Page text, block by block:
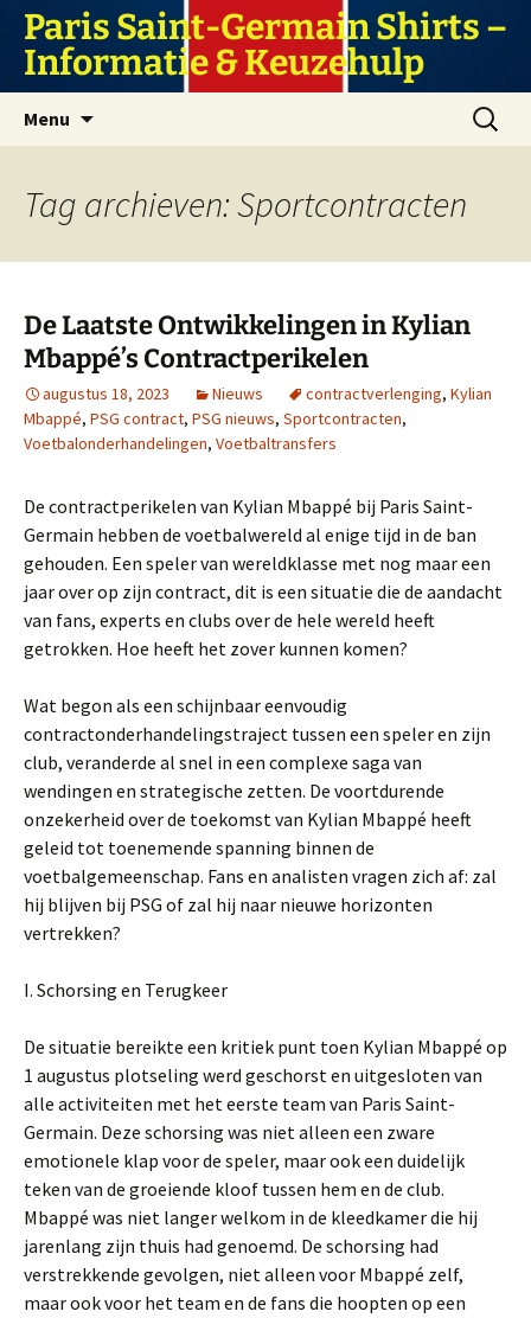
naar
inhoud
Paris Saint-Germain Shirts –
Informatie & Keuzehulp
Menu
Zoeken
naar:
Tag archieven: Sportcontracten
De Laatste Ontwikkelingen in Kylian
Mbappé’s Contractperikelen
augustus 18, 2023 Nieuws contractverlenging, Kylian
Mbappé, PSG contract, PSG nieuws, Sportcontracten,
Voetbalonderhandelingen, Voetbaltransfers
De contractperikelen van Kylian Mbappé bij Paris Saint-
Germain hebben de voetbalwereld al enige tijd in de ban
gehouden. Een speler van wereldklasse met nog maar een
jaar over op zijn contract, dit is een situatie die de aandacht
van fans, experts en clubs over de hele wereld heeft
getrokken. Hoe heeft het zover kunnen komen?
Wat begon als een schijnbaar eenvoudig
contractonderhandelingstraject tussen een speler en zijn
club, veranderde al snel in een complexe saga van
wendingen en strategische zetten. De voortdurende
onzekerheid over de toekomst van Kylian Mbappé heeft
geleid tot toenemende spanning binnen de
voetbalgemeenschap. Fans en analisten vragen zich af: zal
hij blijven bij PSG of zal hij naar nieuwe horizonten
vertrekken?
I. Schorsing en Terugkeer
De situatie bereikte een kritiek punt toen Kylian Mbappé op
1 augustus plotseling werd geschorst en uitgesloten van
alle activiteiten met het eerste team van Paris Saint-
Germain. Deze schorsing was niet alleen een zware
emotionele klap voor de speler, maar ook een duidelijk
teken van de groeiende kloof tussen hem en de club.
Mbappé was niet langer welkom in de kleedkamer die hij
jarenlang zijn thuis had genoemd. De schorsing had
verstrekkende gevolgen, niet alleen voor Mbappé zelf,
maar ook voor het team en de fans die hoopten op een